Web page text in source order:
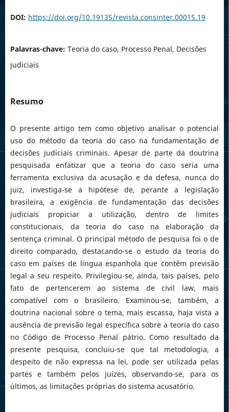
DOI: https://doi.org/10.19135/revista.consinter.00015.19
Palavras-chave: Teoria do caso, Processo Penal, Decisões
judiciais
Resumo
O presente artigo tem como objetivo analisar o potencial
uso do método da teoria do caso na fundamentação de
decisões judiciais criminais. Apesar de parte da doutrina
pesquisada enfatizar que a teoria do caso seria uma
ferramenta exclusiva da acusação e da defesa, nunca do
juiz, investiga-se a hipótese de, perante a legislação
brasileira, a exigência de fundamentação das decisões
judiciais propiciar a utilização, dentro de limites
constitucionais, da teoria do caso na elaboração da
sentença criminal. O principal método de pesquisa foi o de
direito comparado, destacando-se o estudo da teoria do
caso em países de língua espanhola que contêm previsão
legal a seu respeito. Privilegiou-se, ainda, tais países, pelo
fato de pertencerem ao sistema de civil law, mais
compatível com o brasileiro. Examinou-se, também, a
doutrina nacional sobre o tema, mais escassa, haja vista a
ausência de previsão legal específica sobre a teoria do caso
no Código de Processo Penal pátrio. Como resultado da
presente pesquisa, concluiu-se que tal metodologia, a
despeito de não expressa na lei, pode ser utilizada pelas
partes e também pelos juízes, observando-se, para os
últimos, as limitações próprias do sistema acusatório.